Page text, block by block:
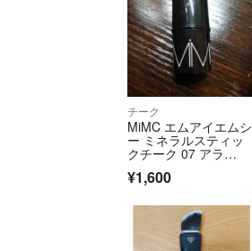
チーク
MiMC エムアイエムシ
ー ミネラルスティッ
クチーク 07 アラ…
¥1,600